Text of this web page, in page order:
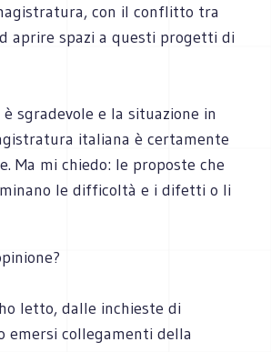
con il conflitto tra
aprire spazi a questi progetti di
sgradevole e la situazione in
italiana è certamente
Ma mi chiedo: le proposte che
le difficoltà e i difetti o li
letto, dalle inchieste di
emersi collegamenti della